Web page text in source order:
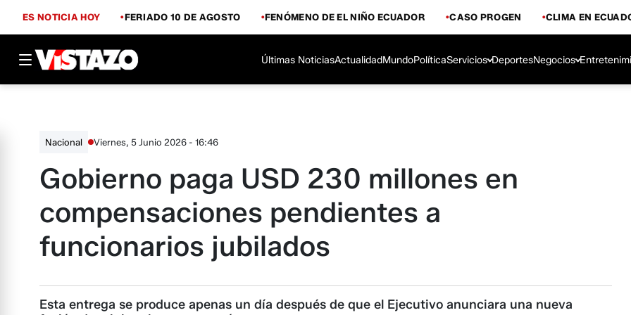
ES NOTICIA HOY FERIADO 10 DE AGOSTO FENÓMENO DE EL NIÑO ECUADOR CASO PROGEN CLIMA EN
Últimas NoticiasActualidadMundoPolíticaServicios DeportesNegocios
Nacional Viernes, 5 Junio 2026 - 16:46
Gobierno paga USD 230 millones en
compensaciones pendientes a
funcionarios jubilados
Esta entrega se produce apenas un día después de que el Ejecutivo anunciara una nueva